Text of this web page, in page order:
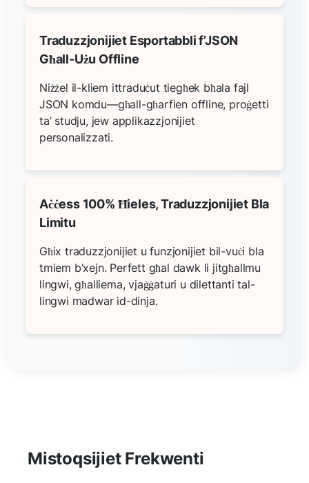
Traduzzjonijiet Esportabbli f’JSON
Għall-Użu Offline
Niżżel il-kliem ittraduċut tiegħek bħala fajl
JSON komdu—għall-għarfien offline, proġetti
ta’ studju, jew applikazzjonijiet
personalizzati.
Aċċess 100% Ħieles, Traduzzjonijiet Bla
Limitu
Għix traduzzjonijiet u funzjonijiet bil-vuċi bla
tmiem b’xejn. Perfett għal dawk li jitgħallmu
lingwi, għalliema, vjaġġaturi u dilettanti tal-
lingwi madwar id-dinja.
Mistoqsijiet Frekwenti